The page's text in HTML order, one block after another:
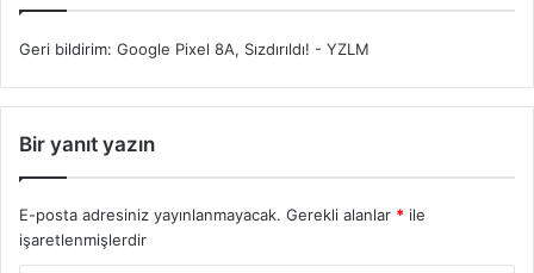
Geri bildirim: Google Pixel 8A, Sızdırıldı! - YZLM
Bir yanıt yazın
E-posta adresiniz yayınlanmayacak. Gerekli alanlar * ile
işaretlenmişlerdir